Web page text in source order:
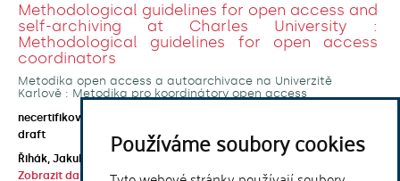
Používáme soubory cookies
Methodological guidelines for open access and
self-archiving at Charles University :
Methodological guidelines for open access
coordinators
Metodika open access a autoarchivace na Univerzitě
Karlově : Metodika pro koordinátory open access
necertifikovaná metodika
draft
Řihák, Jakub
Zobrazit další autory